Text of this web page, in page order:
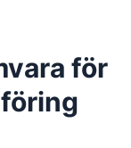
för